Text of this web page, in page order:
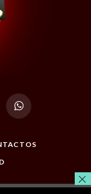
WhatsApp
por